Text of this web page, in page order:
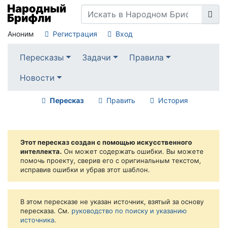
Аноним Регистрация Вход
Пересказы Задачи
Правила
Новости
Пересказ Править История
Этот пересказ создан с помощью искусственного
интеллекта. Он может содержать ошибки. Вы можете
помочь проекту, сверив его с оригинальным текстом,
исправив ошибки и убрав этот шаблон.
В этом пересказе не указан источник, взятый за основу
пересказа. См. руководство по поиску и указанию
источника.